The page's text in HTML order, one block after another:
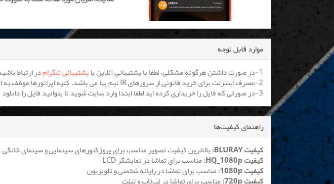
موارد قابل توجه
1-در صورت داشتن هرگونه مشکلی، لطفا با پشتیبانی آنلاین یا
پشتیبانی تلگرامدر ارتباط
2-مصرف اینترنت برای خرید قانونی از سرورهای IR نیم بها می باشد. کلیه اپراتورها موظف به اعمال هستند.
3-در صورتی که فایل را خریداری کرده اید لطفا ابتدا وارد سایت شوید تا بتوانید فایل را دانلود نمایید
راهنمای کیفیت‌ها
کیفیت BLURAY:
بالاترین کیفیت تصویر مناسب برای پروژکتورهای سینمایی و سینمای خانگی
کیفیت HQ_1080p: مناسب برای تماشا در نمایشگر LCD
کیفیت 1080p: مناسب برای تماشا در رایانه شخصی و تلویزیون
کیفیت 720p: مناسب برای تماشا در لپ‌تاپ و تبلت